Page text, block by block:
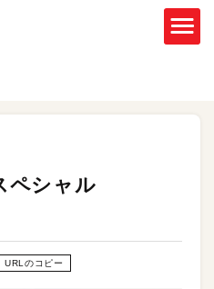
ペシャル
URLのコピー